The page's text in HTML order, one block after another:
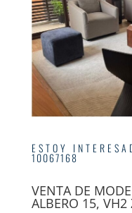
ESTOY
10067168
VENTA DE
ALBERO 15,